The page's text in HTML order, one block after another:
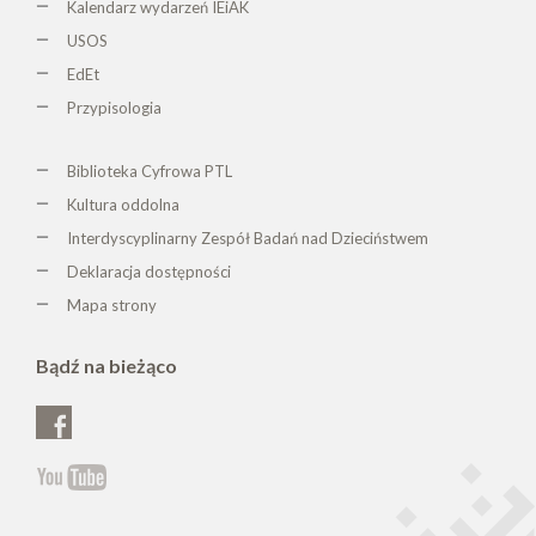
Kalendarz wydarzeń IEiAK
USOS
EdEt
Przypisologia
Biblioteka Cyfrowa PTL
Kultura oddolna
Interdyscyplinarny Zespół Badań nad Dzieciństwem
Deklaracja dostępności
Mapa strony
Bądź na bieżąco